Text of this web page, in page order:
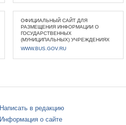
ОФИЦИАЛЬНЫЙ САЙТ ДЛЯ
РАЗМЕЩЕНИЯ ИНФОРМАЦИИ О
ГОСУДАРСТВЕННЫХ
(МУНИЦИПАЛЬНЫХ) УЧРЕЖДЕНИЯХ
WWW.BUS.GOV.RU
Написать в редакцию
Информация о сайте